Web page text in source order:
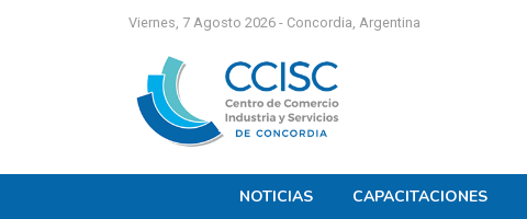
Viernes, 7 Agosto 2026 - Concordia, Argentina
NOTICIAS CAPACITACIONES